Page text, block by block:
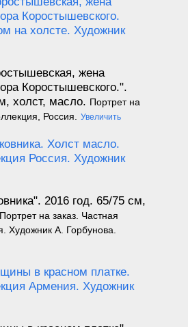
жена
Коростышевского.".
холст, масло. Портрет на
Россия. Увеличить
2016 год. 65/75 см,
Портрет на заказ. Частная
Художник А. Горбунова.